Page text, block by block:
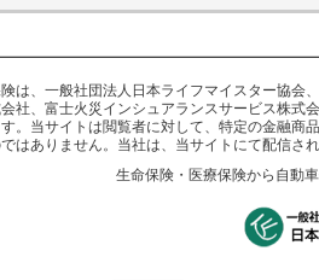
は、一般社団法人日本ライフマイスター協
社、富士火災インシュアランスサービス株式
。当サイトは閲覧者に対して、特定の金融商
はありません。当社は、当サイトにて配信さ
生命保険・医療保険から自動